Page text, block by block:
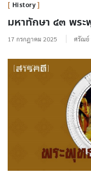
History
มหาทักษา ๔๓ พระ
17 กรกฎาคม 2025 ศรัณย์